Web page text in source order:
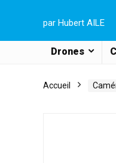
par Hubert AILE
Drones
Accueil